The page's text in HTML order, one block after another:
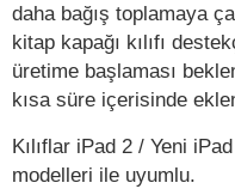
daha bağış toplamaya
kitap kapağı kılıfı
üretime başlaması
kısa süre içerisinde
Kılıflar iPad 2 / Yeni
modelleri ile uyumlu.